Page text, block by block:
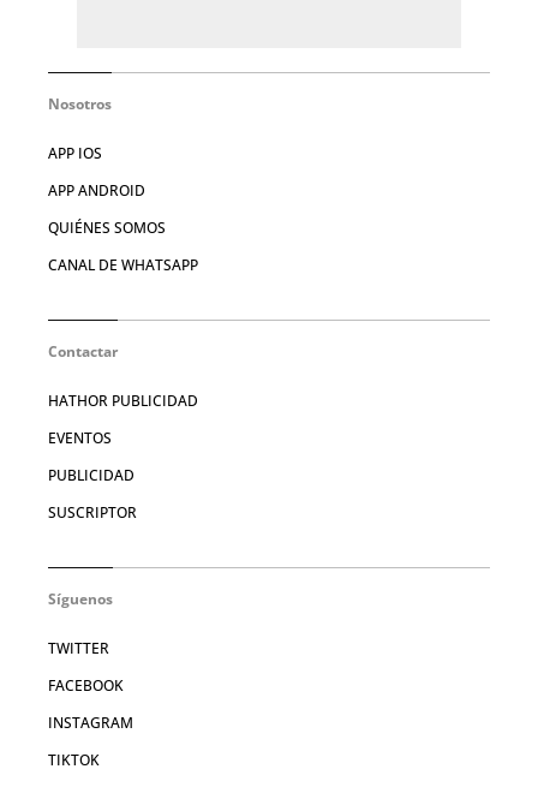
Nosotros
APP IOS
APP ANDROID
QUIÉNES SOMOS
CANAL DE WHATSAPP
Contactar
HATHOR PUBLICIDAD
EVENTOS
PUBLICIDAD
SUSCRIPTOR
Síguenos
TWITTER
FACEBOOK
INSTAGRAM
TIKTOK